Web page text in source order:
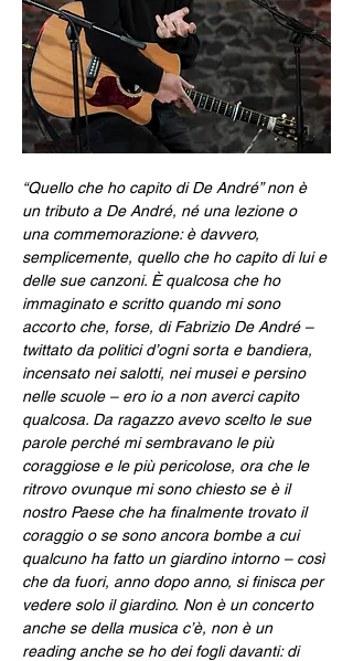
“Quello che ho capito di De André” non è
un tributo a De André, né una lezione o
una commemorazione: è davvero,
semplicemente, quello che ho capito di lui e
delle sue canzoni. È qualcosa che ho
immaginato e scritto quando mi sono
accorto che, forse, di Fabrizio De André –
twittato da politici d’ogni sorta e bandiera,
incensato nei salotti, nei musei e persino
nelle scuole – ero io a non averci capito
qualcosa. Da ragazzo avevo scelto le sue
parole perché mi sembravano le più
coraggiose e le più pericolose, ora che le
ritrovo ovunque mi sono chiesto se è il
nostro Paese che ha finalmente trovato il
coraggio o se sono ancora bombe a cui
qualcuno ha fatto un giardino intorno – così
che da fuori, anno dopo anno, si finisca per
vedere solo il giardino. Non è un concerto
anche se della musica c’è, non è un
reading anche se ho dei fogli davanti: di